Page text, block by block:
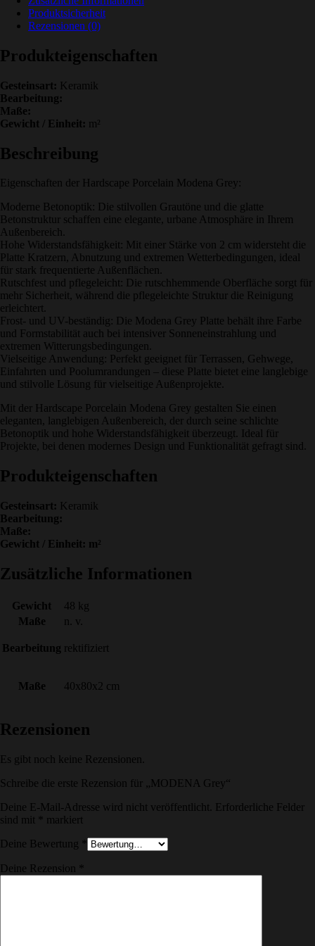
Produktsicherheit
Rezensionen (0)
Produkteigenschaften
Gesteinsart: Keramik
Bearbeitung:
Maße:
Gewicht / Einheit: m²
Beschreibung
Eigenschaften der Hardscape Porcelain Modena Grey:
Moderne Betonoptik: Die stilvollen Grautöne und die glatte
Betonstruktur schaffen eine elegante, urbane Atmosphäre in Ihrem
Außenbereich.
Hohe Widerstandsfähigkeit: Mit einer Stärke von 2 cm widersteht die
Platte Kratzern, Abnutzung und extremen Wetterbedingungen, ideal
für stark frequentierte Außenflächen.
Rutschfest und pflegeleicht: Die rutschhemmende Oberfläche sorgt für
mehr Sicherheit, während die pflegeleichte Struktur die Reinigung
erleichtert.
Frost- und UV-beständig: Die Modena Grey Platte behält ihre Farbe
und Formstabilität auch bei intensiver Sonneneinstrahlung und
extremen Witterungsbedingungen.
Vielseitige Anwendung: Perfekt geeignet für Terrassen, Gehwege,
Einfahrten und Poolumrandungen – diese Platte bietet eine langlebige
und stilvolle Lösung für vielseitige Außenprojekte.
Mit der Hardscape Porcelain Modena Grey gestalten Sie einen
eleganten, langlebigen Außenbereich, der durch seine schlichte
Betonoptik und hohe Widerstandsfähigkeit überzeugt. Ideal für
Projekte, bei denen modernes Design und Funktionalität gefragt sind.
Produkteigenschaften
Gesteinsart: Keramik
Bearbeitung:
Maße:
Gewicht / Einheit: m²
Zusätzliche Informationen
Gewicht
48 kg
Maße
n. v.
Bearbeitung rektifiziert
Maße 40x80x2 cm
Rezensionen
Es gibt noch keine Rezensionen.
Schreibe die erste Rezension für „MODENA Grey“
Deine E-Mail-Adresse wird nicht veröffentlicht.
Erforderliche Felder
sind mit
markiert
Deine Bewertung
Deine Rezension